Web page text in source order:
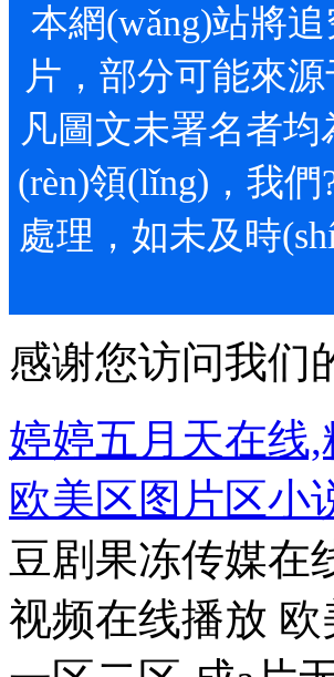
本網(wǎng)站將
片，部分可能來
凡圖文未署名者均
(rèn)領(lǐng)
處理，如未及
感谢您访问我们
婷婷五月天在线
欧美区图片区小